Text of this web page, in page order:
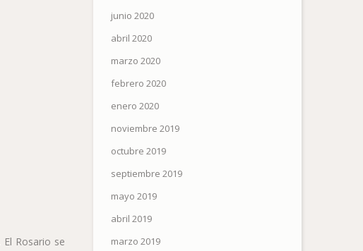
Rosario se
junio 2020
abril 2020
marzo 2020
febrero 2020
enero 2020
noviembre 2019
octubre 2019
septiembre 2019
mayo 2019
abril 2019
marzo 2019